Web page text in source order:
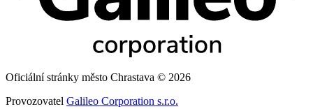
Oficiální stránky město Chrastava © 2026
Provozovatel Galileo Corporation s.r.o.